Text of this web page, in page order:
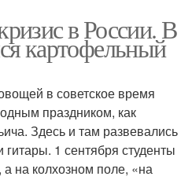
в России. В
картофельный
в советское время
праздником, как
Здесь и там развевались
1 сентября студенты
а на колхозном поле, «на